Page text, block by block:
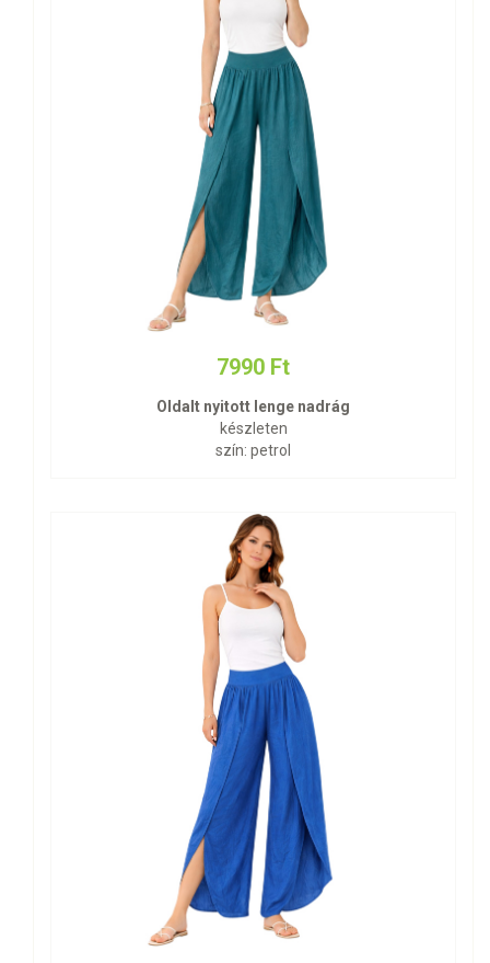
7990 Ft
Oldalt nyitott lenge nadrág
készleten
szín: petrol